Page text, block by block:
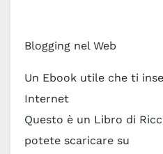
Blogging nel Web
Un Ebook utile che ti
Internet
Questo è un Libro di
potete scaricare su